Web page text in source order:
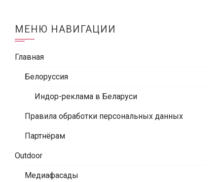
МЕНЮ НАВИГАЦИИ
Главная
Белоруссия
Индор-реклама в Беларуси
Правила обработки персональных данных
Партнёрам
Outdoor
Медиафасады